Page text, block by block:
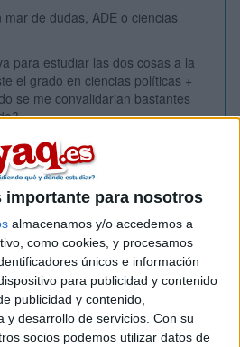
importante para nosotros
almacenamos y/o accedemos a
como cookies, y procesamos
únicos e información
para publicidad y contenido
publicidad y contenido,
y desarrollo de servicios. Con su
socios podemos utilizar datos de
de dudas, ADE o ciencias
para estudiar las dos cosas a la
el grado en ciencias políticas +
se me convalidarian bastantes
los 30 años estudiando,
de clase media.
de la fase
la selelectividad, a expensas de